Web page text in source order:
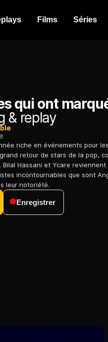
Films Séries
qui ont
& replay
riche en événements pour
retour de stars de la pop,
Bilal Hassani et Ycare
incontournables que sont
leur notoriété.
Enregistrer